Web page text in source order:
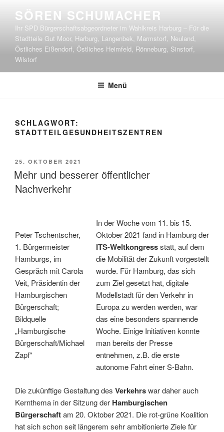
Inhalt
springen
SÖREN SCHUMACHER
Ihr SPD Bürgerschaftsabgeordneter im Wahlkreis Harburg – Für die
Stadtteile Gut Moor, Harburg, Langenbek, Marmstorf, Neuland,
Östliches Eißendorf, Östliches Heimfeld, Rönneburg, Sinstorf,
Wilstorf
Menü
SCHLAGWORT:
STADTTEILGESUNDHEITSZENTREN
VERÖFFENTLICHT
AM
25. OKTOBER 2021
Mehr und besserer öffentlicher
Nachverkehr
Peter Tschentscher,
1. Bürgermeister
Hamburgs, im
Gespräch mit Carola
Veit, Präsidentin der
Hamburgischen
Bürgerschaft;
Bildquelle
„Hamburgische
Bürgerschaft/Michael
Zapf“
In der Woche vom 11. bis 15.
Oktober 2021 fand in Hamburg der
ITS-Weltkongressstatt, auf dem
die Mobilität der Zukunft vorgestellt
wurde. Für Hamburg, das sich
zum Ziel gesetzt hat, digitale
Modellstadt für den Verkehr in
Europa zu werden werden, war
das eine besonders spannende
Woche. Einige Initiativen konnte
man bereits der Presse
entnehmen, z.B. die erste
autonome Fahrt einer S-Bahn.
Die zukünftige Gestaltung des Verkehrswar daher auch
Kernthema in der Sitzung der Hamburgischen
Bürgerschaftam 20. Oktober 2021. Die rot-grüne Koalition
hat sich schon seit längerem sehr ambitionierte Ziele für